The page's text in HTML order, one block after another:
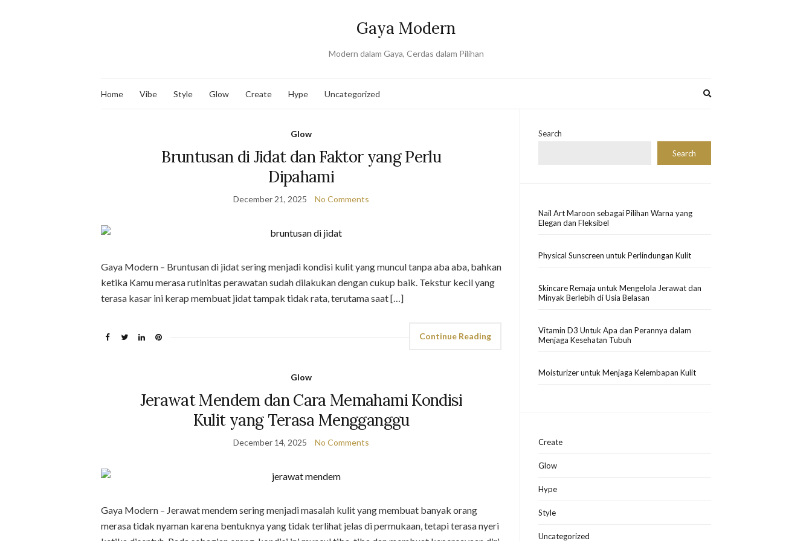
Gaya Modern
Modern dalam Gaya, Cerdas dalam Pilihan
Home Vibe Style Glow Create Hype Uncategorized
Glow
Bruntusan di Jidat dan Faktor yang Perlu
Dipahami
December 21, 2025 No Comments
Gaya Modern – Bruntusan di jidat sering menjadi kondisi kulit yang muncul tanpa aba aba, bahkan
ketika Kamu merasa rutinitas perawatan sudah dilakukan dengan cukup baik. Tekstur kecil yang
terasa kasar ini kerap membuat jidat tampak tidak rata, terutama saat […]
Continue Reading
Glow
Jerawat Mendem dan Cara Memahami Kondisi
Kulit yang Terasa Mengganggu
December 14, 2025 No Comments
Gaya Modern – Jerawat mendem sering menjadi masalah kulit yang membuat banyak orang
merasa tidak nyaman karena bentuknya yang tidak terlihat jelas di permukaan, tetapi terasa nyeri
Search
Search
Nail Art Maroon sebagai Pilihan Warna yang
Elegan dan Fleksibel
Physical Sunscreen untuk Perlindungan Kulit
Skincare Remaja untuk Mengelola Jerawat dan
Minyak Berlebih di Usia Belasan
Vitamin D3 Untuk Apa dan Perannya dalam
Menjaga Kesehatan Tubuh
Moisturizer untuk Menjaga Kelembapan Kulit
Create
Glow
Hype
Style
Uncategorized